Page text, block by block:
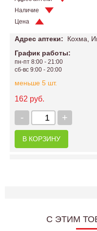
Наличие
Цена
Адрес аптеки:
Кохма,
График работы:
пн-пт 8:00 - 21:00
сб-вс 9:00 - 20:00
меньше 5 шт.
162 руб.
+
-
В КОРЗИНУ
C ЭТИМ